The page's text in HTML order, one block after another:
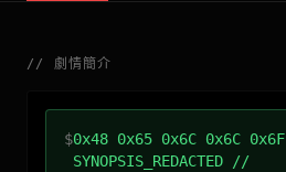
// 劇情簡介
$0x48 0x65 0x6C 0x6C
SYNOPSIS_REDACTED //